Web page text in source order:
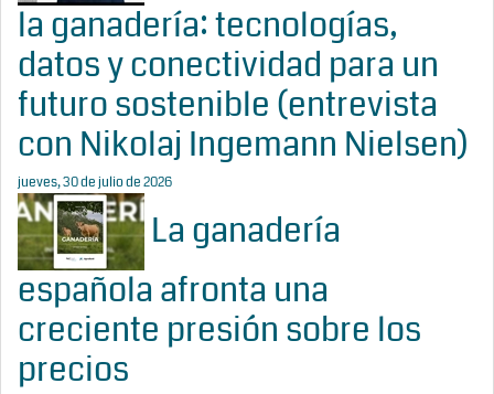
la ganadería: tecnologías,
datos y conectividad para un
futuro sostenible (entrevista
con Nikolaj Ingemann Nielsen)
jueves, 30 de julio de 2026
La ganadería
española afronta una
creciente presión sobre los
precios